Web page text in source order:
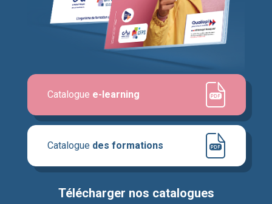
Télécharger nos catalogues
Catalogue des formations
Catalogue e-learning